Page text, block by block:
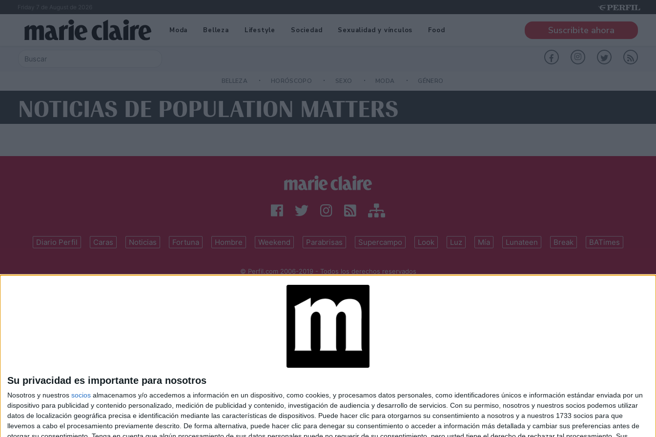
Su privacidad es importante para nosotros
Nosotros y nuestros socios almacenamos y/o accedemos a información en un dispositivo, como cookies, y procesamos datos personales, como identificadores únicos e información estándar enviada por un
dispositivo para publicidad y contenido personalizado, medición de publicidad y contenido, investigación de audiencia y desarrollo de servicios. Con su permiso, nosotros y nuestros socios podemos utilizar
datos de localización geográfica precisa e identificación mediante las características de dispositivos. Puede hacer clic para otorgarnos su consentimiento a nosotros y a nuestros 1733 socios para que
llevemos a cabo el procesamiento previamente descrito. De forma alternativa, puede hacer clic para denegar su consentimiento o acceder a información más detallada y cambiar sus preferencias antes de
Friday 7 de August de 2026
Moda Belleza Lifestyle Sociedad Sexualidad y vínculos Food Suscribite ahora
BELLEZA HORÓSCOPO SEXO MODA GÉNERO
NOTICIAS DE POPULATION MATTERS
Diario Perfil Caras Noticias Fortuna Hombre Weekend Parabrisas Supercampo Look Luz Mía Lunateen Break BATimes
© Perfil.com 2006-2019 - Todos los derechos reservados
perfilcom@perfil.com| Propietario: Diario Perfil S.A.